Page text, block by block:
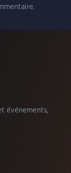
événements,